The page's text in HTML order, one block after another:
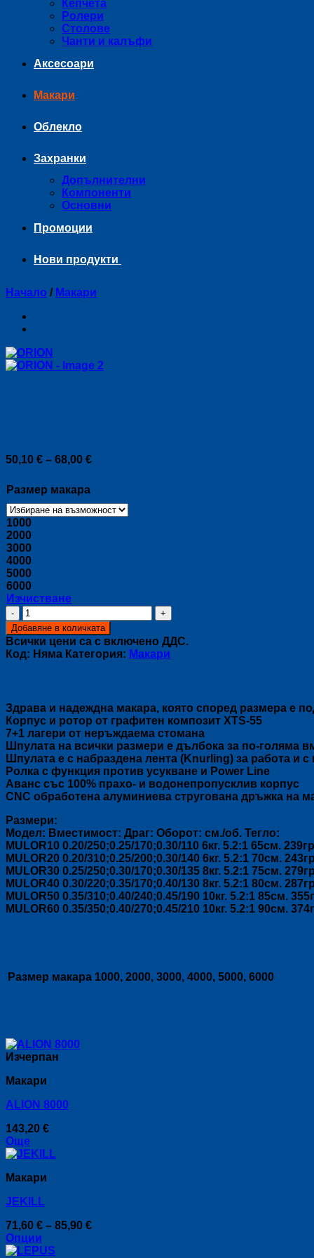
Кепчета
Ролери
Столове
Чанти и калъфи
Аксесоари
Макари
Облекло
Захранки
Допълнителни
Компоненти
Основни
Промоции
Нови продукти
Начало / Макари
50,10 € – 68,00 €Price
68,00 €
Размер макара
1000
2000
3000
4000
5000
6000
Изчистване
количество
за
ORION
Добавяне в количката
Всички цени са с включено ДДС.
Код: Няма Категория: Макари
Здрава и надеждна макара, която според размера е
Корпус и ротор от графитен композит XTS-55
7+1 лагери от неръждаема стомана
Шпулата на всички размери е дълбока за по-голяма
Шпулата е с набраздена лента (Knurling) за работа и с
Ролка с функция против усукване и Power Line
Аванс със 100% прахо- и водонепропусклив корпус
CNC обработена алуминиева стругована дръжка на
Размери:
Модел: Вместимост: Драг: Оборот: см./об. Тегло:
MULOR10 0.20/250;0.25/170;0.30/110 6кг. 5.2:1 65см.
MULOR20 0.20/310;0.25/200;0.30/140 6кг. 5.2:1 70см.
MULOR30 0.25/250;0.30/170;0.30/135 8кг. 5.2:1 75см.
MULOR40 0.30/220;0.35/170;0.40/130 8кг. 5.2:1 80см.
MULOR50 0.35/310;0.40/240;0.45/190 10кг. 5.2:1 85см.
MULOR60 0.35/350;0.40/270;0.45/210 10кг. 5.2:1 90см.
Размер макара 1000, 2000, 3000, 4000, 5000, 6000
Изчерпан
Макари
ALION 8000
143,20 €
Още
Макари
JEKILL
71,60 € – 85,90 €Price
Опции
This